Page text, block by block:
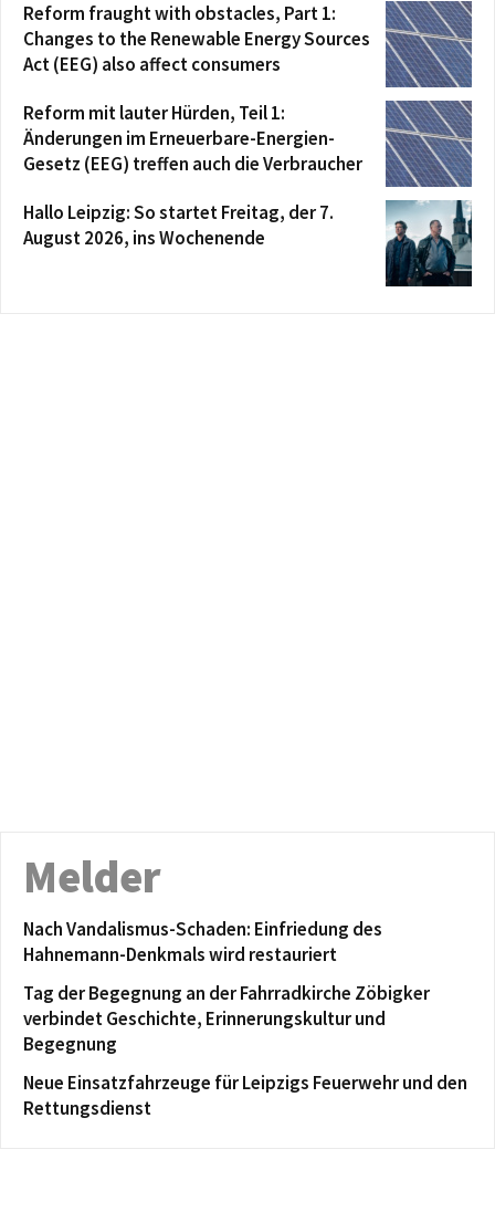
Reform fraught with obstacles, Part 1:
Changes to the Renewable Energy Sources
Act (EEG) also affect consumers
Reform mit lauter Hürden, Teil 1:
Änderungen im Erneuerbare-Energien-
Gesetz (EEG) treffen auch die Verbraucher
Hallo Leipzig: So startet Freitag, der 7.
August 2026, ins Wochenende
Melder
Nach Vandalismus-Schaden: Einfriedung des
Hahnemann-Denkmals wird restauriert
Tag der Begegnung an der Fahrradkirche Zöbigker
verbindet Geschichte, Erinnerungskultur und
Begegnung
Neue Einsatzfahrzeuge für Leipzigs Feuerwehr und den
Rettungsdienst